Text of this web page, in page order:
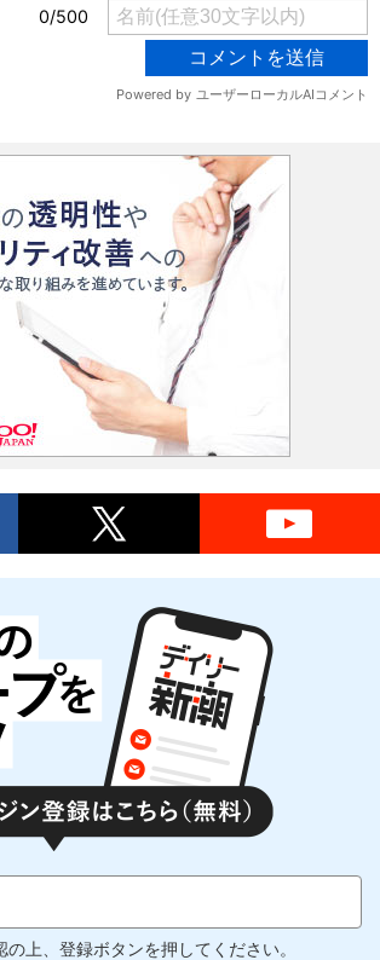
の上、登録ボタンを押してください。